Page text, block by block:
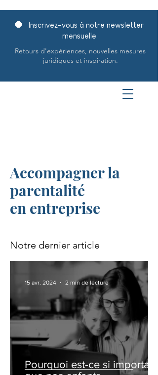
🛑 Inscrivez-vous à notre newsletter
mensuelle
Retours d'expériences, nouvelles mesures
juridiques et inspiration.
Accompagner la
parentalité
en entreprise
Notre dernier article
Pourquoi est-ce si important
15 avr. 2024 2 min de lecture